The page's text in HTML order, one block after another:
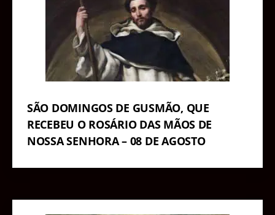
SÃO DOMINGOS DE GUSMÃO, QUE
RECEBEU O ROSÁRIO DAS MÃOS DE
NOSSA SENHORA – 08 DE AGOSTO